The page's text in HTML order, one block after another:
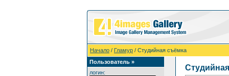
Начало / Гламур / Студийная съёмка
Пользователь »
логин: